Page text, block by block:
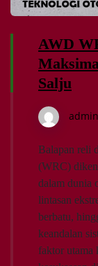
AWD
Salju
admin
Balapan reli
(WRC)
dalam dunia
lintasan
berbatu,
keandalan
faktor utama